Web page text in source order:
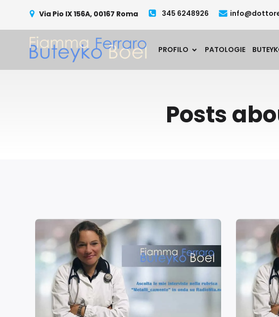
Via Pio IX 156A, 00167 Roma 345 6248926
PROFILO PATOLOGIE
Posts